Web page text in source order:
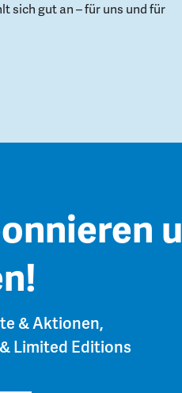
sich gut an – für uns und für
& Aktionen,
Limited Editions